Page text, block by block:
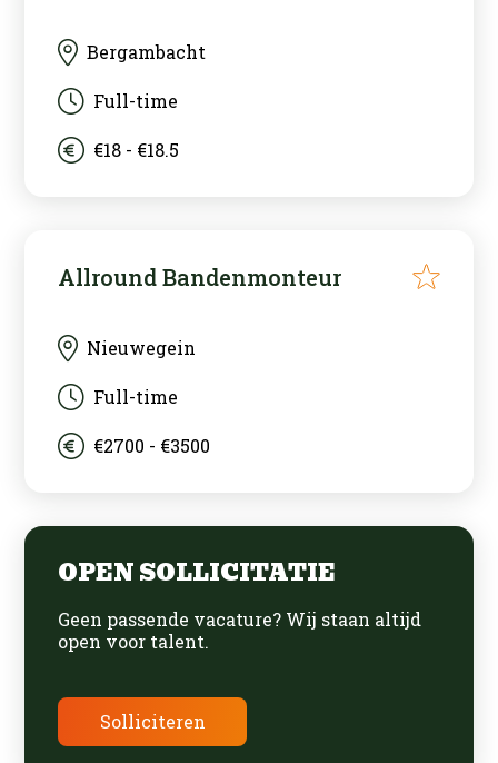
Bergambacht
Full-time
€18 - €18.5
Allround Bandenmonteur
Nieuwegein
Full-time
€2700 - €3500
OPEN SOLLICITATIE
Geen passende vacature? Wij staan altijd
open voor talent.
Solliciteren